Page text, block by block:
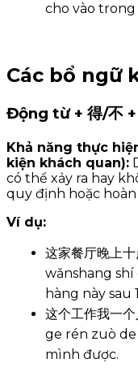
cho vào trong
Các bổ ngữ
Động từ + 得/不 +
Khả năng thực
kiện khách quan):
có thể xảy ra hay
quy định hoặc
Ví dụ:
这家餐厅晚上
wǎnshang shí
hàng này sau
这个工作我一
ge rén zuò de
mình được.